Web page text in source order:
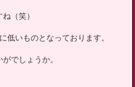
（笑）
低いものとなっております。
でしょうか。